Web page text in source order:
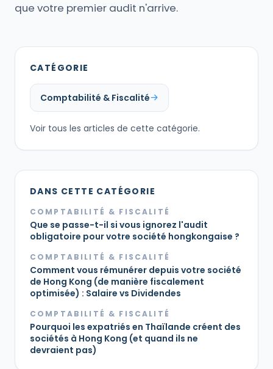
que votre premier audit n'arrive.
CATÉGORIE
Comptabilité & Fiscalité
Voir tous les articles de cette catégorie.
DANS CETTE CATÉGORIE
COMPTABILITÉ & FISCALITÉ
Que se passe-t-il si vous ignorez l'audit
obligatoire pour votre société hongkongaise ?
COMPTABILITÉ & FISCALITÉ
Comment vous rémunérer depuis votre société
de Hong Kong (de manière fiscalement
optimisée) : Salaire vs Dividendes
COMPTABILITÉ & FISCALITÉ
Pourquoi les expatriés en Thaïlande créent des
sociétés à Hong Kong (et quand ils ne
devraient pas)